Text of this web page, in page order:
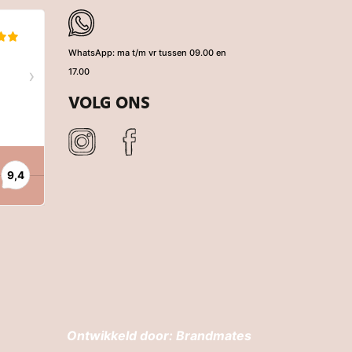
WhatsApp: ma t/m vr tussen 09.00 en
17.00
VOLG ONS
Ontwikkeld door: Brandmates